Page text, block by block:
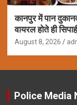
कानपुर में पान
वायरल होते ही
August 8, 2026
Police Media